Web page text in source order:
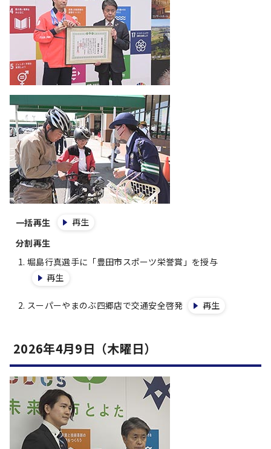
一括再生
再生
分割再生
堀島行真選手に「豊田市スポーツ栄誉賞」を授与
再生
スーパーやまのぶ四郷店で交通安全啓発 再生
2026年4月9日（木曜日）